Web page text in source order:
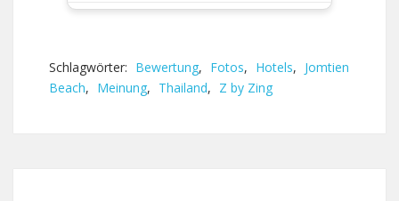
Schlagwörter: Bewertung, Fotos, Hotels, Jomtien
Beach, Meinung, Thailand, Z by Zing